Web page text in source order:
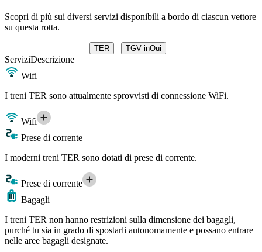
Scopri di più sui diversi servizi disponibili a bordo di ciascun vettore
su questa rotta.
TER TGV inOui
ServiziDescrizione
Wifi
I treni TER sono attualmente sprovvisti di connessione WiFi.
Wifi
Prese di corrente
I moderni treni TER sono dotati di prese di corrente.
Prese di corrente
Bagagli
I treni TER non hanno restrizioni sulla dimensione dei bagagli,
purché tu sia in grado di spostarli autonomamente e possano entrare
nelle aree bagagli designate.